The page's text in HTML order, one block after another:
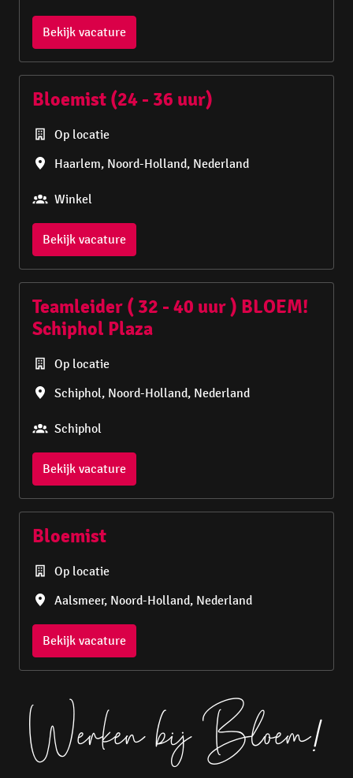
Bekijk vacature
Bloemist (24 - 36 uur)
Op locatie
Haarlem, Noord-Holland, Nederland
Winkel
Bekijk vacature
Teamleider ( 32 - 40 uur ) BLOEM!
Schiphol Plaza
Op locatie
Schiphol, Noord-Holland, Nederland
Schiphol
Bekijk vacature
Bloemist
Op locatie
Aalsmeer, Noord-Holland, Nederland
Bekijk vacature
Werken bij Bloem!